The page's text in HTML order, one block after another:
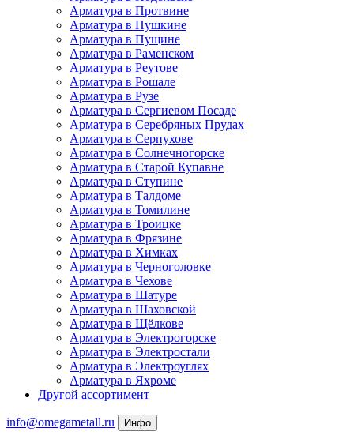
Арматура в Протвине
Арматура в Пушкине
Арматура в Пущине
Арматура в Раменском
Арматура в Реутове
Арматура в Рошале
Арматура в Рузе
Арматура в Сергиевом Посаде
Арматура в Серебряных Прудах
Арматура в Серпухове
Арматура в Солнечногорске
Арматура в Старой Купавне
Арматура в Ступине
Арматура в Талдоме
Арматура в Томилине
Арматура в Троицке
Арматура в Фрязине
Арматура в Химках
Арматура в Черноголовке
Арматура в Чехове
Арматура в Шатуре
Арматура в Шаховской
Арматура в Щёлкове
Арматура в Электрогорске
Арматура в Электростали
Арматура в Электроуглях
Арматура в Яхроме
Другой ассортимент
info@omegametall.ru Инфо